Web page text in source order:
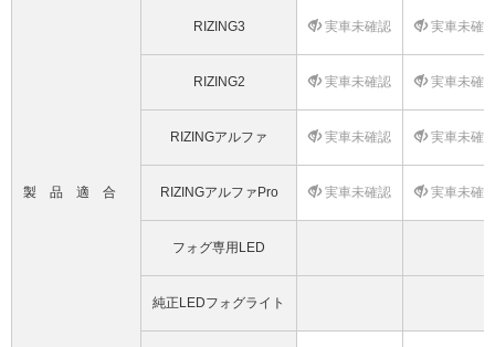
製品適合
RIZING3 実車未確認 実車未確
RIZING2 実車未確認 実車未確
RIZINGアルファ 実車未確認 実車未確
RIZINGアルファPro 実車未確認 実車未確
フォグ専用LED
純正LEDフォグライト